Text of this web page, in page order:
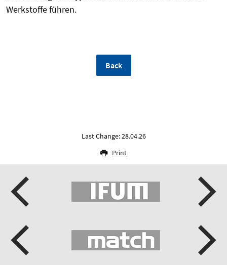
Werkstoffe führen.
Back
Last Change: 28.04.26
Print